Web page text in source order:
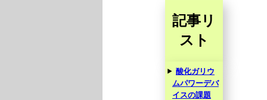
記事リ
スト
酸化ガリウ
ムパワーデバ
イスの課題